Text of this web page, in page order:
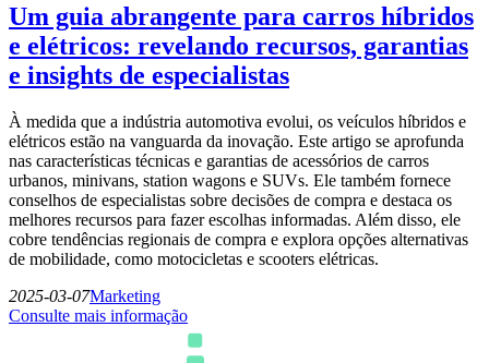
Um guia abrangente para carros híbridos
e elétricos: revelando recursos, garantias
e insights de especialistas
À medida que a indústria automotiva evolui, os veículos híbridos e
elétricos estão na vanguarda da inovação. Este artigo se aprofunda
nas características técnicas e garantias de acessórios de carros
urbanos, minivans, station wagons e SUVs. Ele também fornece
conselhos de especialistas sobre decisões de compra e destaca os
melhores recursos para fazer escolhas informadas. Além disso, ele
cobre tendências regionais de compra e explora opções alternativas
de mobilidade, como motocicletas e scooters elétricas.
2025-03-07Marketing
Consulte mais informação